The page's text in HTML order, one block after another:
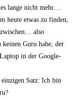
es lange nicht mehr…
heute etwas zu finden,
also
Guru habe, der
in der Google-
Satz: Ich bin